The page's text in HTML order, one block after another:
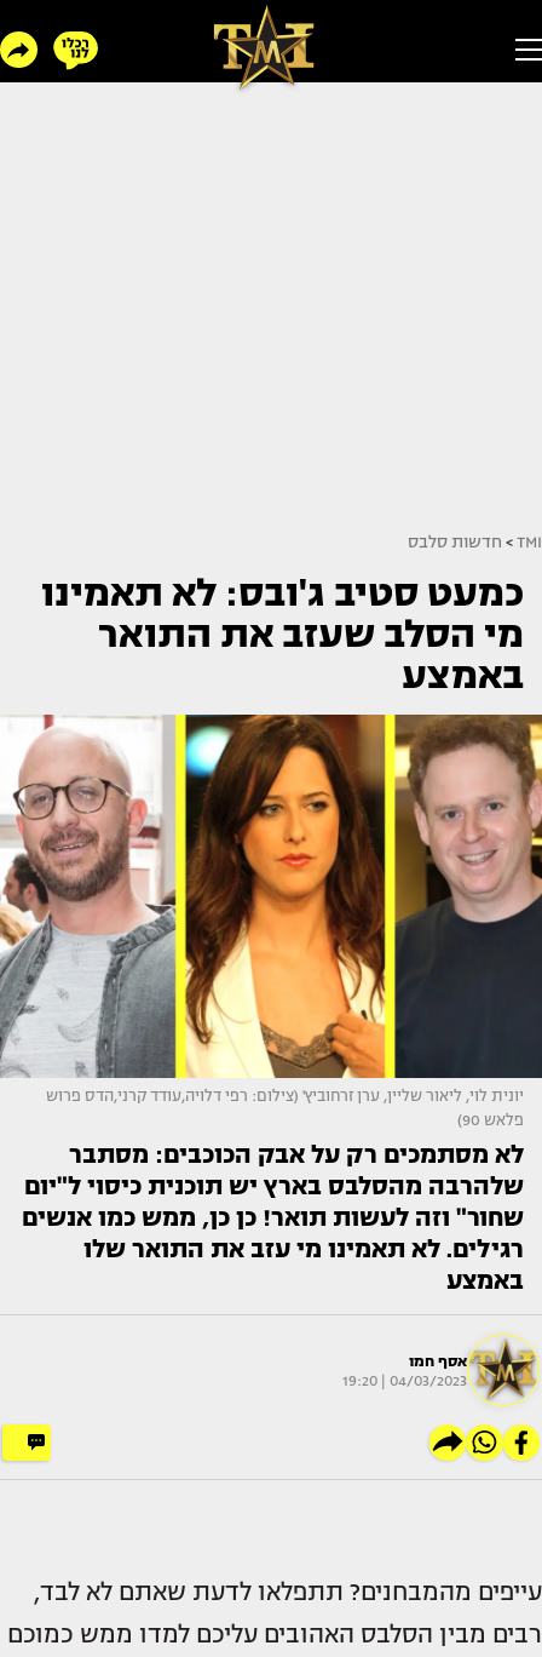
TMI
> חדשות סלבס
כמעט סטיב ג'ובס: לא תאמינו
מי הסלב שעזב את התואר
באמצע
יונית לוי, ליאור שליין, ערן זרחוביץ' (צילום: רפי דלויה,עודד קרני,הדס פרוש
פלאש 90)
לא מסתמכים רק על אבק הכוכבים: מסתבר
שלהרבה מהסלבס בארץ יש תוכנית כיסוי ל"יום
שחור" וזה לעשות תואר! כן כן, ממש כמו אנשים
רגילים. לא תאמינו מי עזב את התואר שלו
באמצע
אסף חמו
04/03/2023 | 19:20
עייפים מהמבחנים? תתפלאו לדעת שאתם לא לבד,
רבים מבין הסלבס האהובים עליכם למדו ממש כמוכם